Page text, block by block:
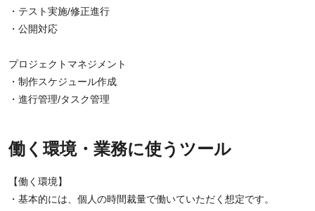
・テスト実施/修正進行
・公開対応
プロジェクトマネジメント
・制作スケジュール作成
・進行管理/タスク管理
働く環境・業務に使うツール
【働く環境】
・基本的には、個人の時間裁量で働いていただく想定です。